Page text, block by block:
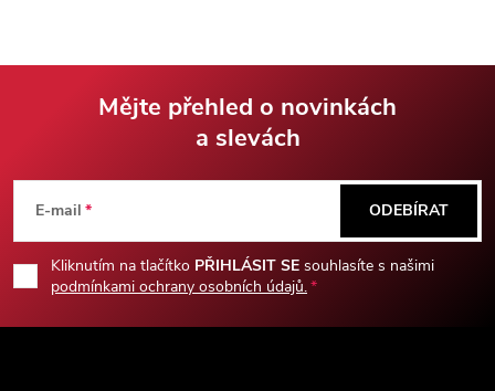
zahradě.
p
a
Mějte přehled o novinkách
a slevách
E-mail
Kliknutím na tlačítko PŘIHLÁSIT SE souhlasíte s našimi
podmínkami ochrany osobních údajů.
ODEBÍRAT